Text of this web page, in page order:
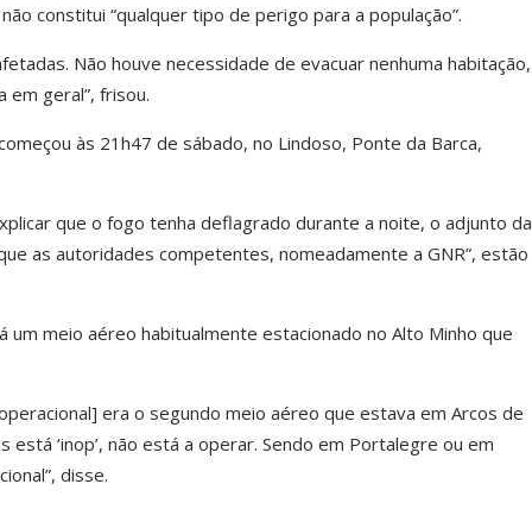
constitui “qualquer tipo de perigo para a população”.
Não houve necessidade de evacuar nenhuma habitação,
em geral”, frisou.
às 21h47 de sábado, no Lindoso, Ponte da Barca,
que o fogo tenha deflagrado durante a noite, o adjunto da
as autoridades competentes, nomeadamente a GNR”, estão
um meio aéreo habitualmente estacionado no Alto Minho que
era o segundo meio aéreo que estava em Arcos de
‘inop’, não está a operar. Sendo em Portalegre ou em
disse.